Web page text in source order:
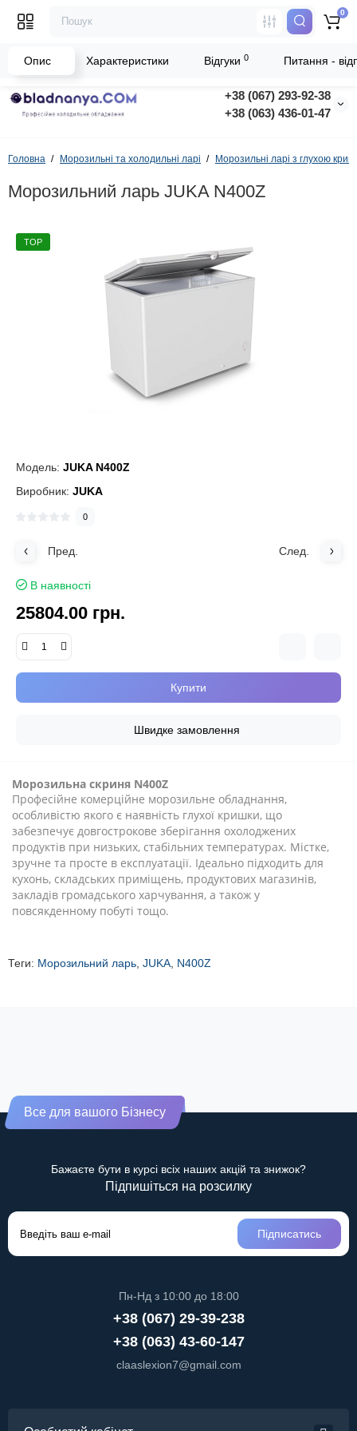
+38 (067) 293-92-38
+38 (063) 436-01-47
0
Головна Морозильні та холодильні ларі Морозильні ларі з глухою
Морозильний ларь JUKA N400Z
TOP
Модель: JUKA N400Z
Виробник: JUKA
0
Пред. След.
В наявності
25804.00 грн.
Купити
Швидке замовлення
Опис Характеристики Відгуки 0 Питання -
Морозильна скриня N400Z
Професійне комерційне морозильне обладнання,
особливістю якого є наявність глухої кришки, що
забезпечує довгострокове зберігання охолоджених
продуктів при низьких, стабільних температурах. Містке,
зручне та просте в експлуатації. Ідеально підходить для
кухонь, складських приміщень, продуктових магазинів,
закладів громадського харчування, а також у
повсякденному побуті тощо.
Теги: Морозильний ларь JUKA N400Z
Все для вашого Бізнесу
Бажаєте бути в курсі всіх наших акцій та знижок?
Підпишіться на розсилку
Підписатись
Пн-Нд з 10:00 до 18:00
+38 (067) 29-39-238
+38 (063) 43-60-147
claaslexion7@gmail.com